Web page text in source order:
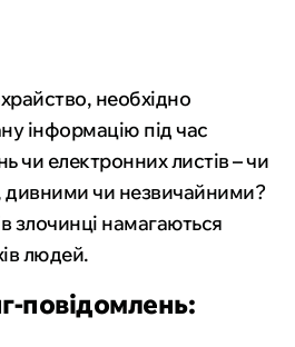
необхідно
інформацію під час
чи електронних листів – чи
дивними чи незвичайними?
злочинці намагаються
людей.
повідомлень: